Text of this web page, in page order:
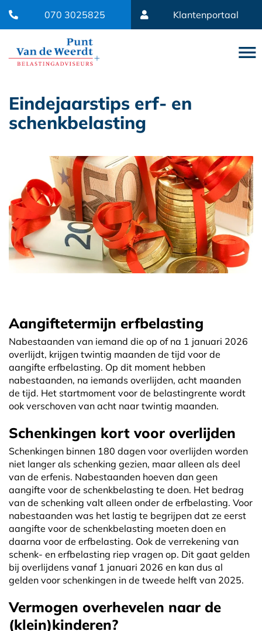
070 3025825 Klantenportaal
Eindejaarstips erf- en
schenkbelasting
Aangiftetermijn erfbelasting
Nabestaanden van iemand die op of na 1 januari 2026
overlijdt, krijgen twintig maanden de tijd voor de
aangifte erfbelasting. Op dit moment hebben
nabestaanden, na iemands overlijden, acht maanden
de tijd. Het startmoment voor de belastingrente wordt
ook verschoven van acht naar twintig maanden.
Schenkingen kort voor overlijden
Schenkingen binnen 180 dagen voor overlijden worden
niet langer als schenking gezien, maar alleen als deel
van de erfenis. Nabestaanden hoeven dan geen
aangifte voor de schenkbelasting te doen. Het bedrag
van de schenking valt alleen onder de erfbelasting. Voor
nabestaanden was het lastig te begrijpen dat ze eerst
aangifte voor de schenkbelasting moeten doen en
daarna voor de erfbelasting. Ook de verrekening van
schenk- en erfbelasting riep vragen op. Dit gaat gelden
bij overlijdens vanaf 1 januari 2026 en kan dus al
gelden voor schenkingen in de tweede helft van 2025.
Vermogen overhevelen naar de
(klein)kinderen?